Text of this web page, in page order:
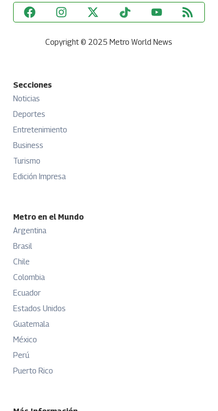
Copyright © 2025 Metro World News
Secciones
Noticias
Deportes
Entretenimiento
Business
Turismo
Edición Impresa
Metro en el Mundo
Argentina
Brasil
Chile
Colombia
Ecuador
Estados Unidos
Guatemala
México
Perú
Puerto Rico